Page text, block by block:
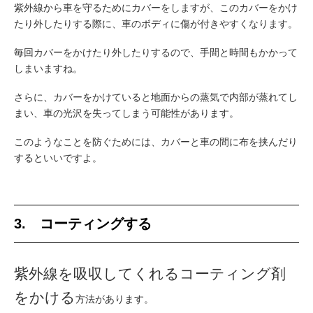
紫外線から車を守るためにカバーをしますが、このカバーをかけ
たり外したりする際に、車のボディに傷が付きやすくなります。
毎回カバーをかけたり外したりするので、手間と時間もかかって
しまいますね。
さらに、カバーをかけていると地面からの蒸気で内部が蒸れてし
まい、車の光沢を失ってしまう可能性があります。
このようなことを防ぐためには、カバーと車の間に布を挟んだり
するといいですよ。
3. コーティングする
紫外線を吸収してくれるコーティング剤
をかける方法があります。